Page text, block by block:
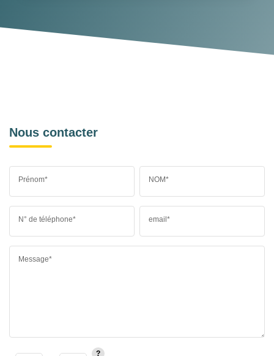
Nous contacter
Prénom* NOM*
N° de téléphone* email*
Message*